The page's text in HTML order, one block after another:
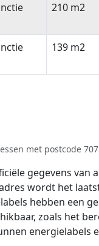
210 m2
139 m2
met postcode
gegevens
wordt het
hebben een
zoals het